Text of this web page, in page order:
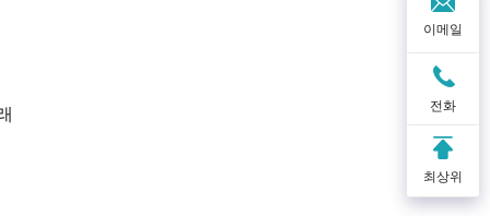
이메일
전화
최상위